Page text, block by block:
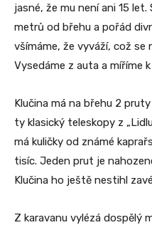
jasné, že mu není ani 15
metrů od břehu a pořád
všímáme, že vyváží, což se
Vysedáme z auta a míříme k
Klučina má na břehu 2
ty klasický teleskopy z
má kuličky od známé
tisíc. Jeden prut je
Klučina ho ještě nestihl
Z karavanu vylézá dospělý